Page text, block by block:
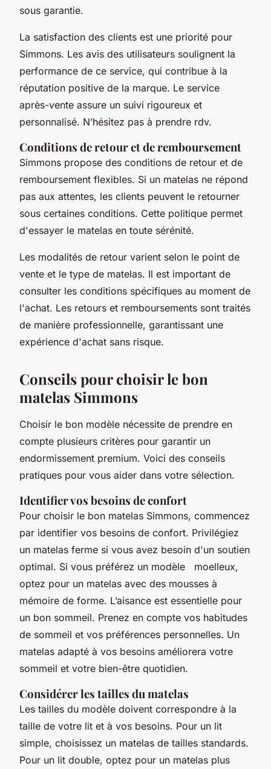
sous garantie.
La satisfaction des clients est une priorité pour
Simmons. Les avis des utilisateurs soulignent la
performance de ce service, qui contribue à la
réputation positive de la marque. Le service
après-vente assure un suivi rigoureux et
personnalisé. N’hésitez pas à prendre rdv.
Conditions de retour et de remboursement
Simmons propose des conditions de retour et de
remboursement flexibles. Si un matelas ne répond
pas aux attentes, les clients peuvent le retourner
sous certaines conditions. Cette politique permet
d'essayer le matelas en toute sérénité.
Les modalités de retour varient selon le point de
vente et le type de matelas. Il est important de
consulter les conditions spécifiques au moment de
l'achat. Les retours et remboursements sont traités
de manière professionnelle, garantissant une
expérience d'achat sans risque.
Conseils pour choisir le bon
matelas Simmons
Choisir le bon modèle nécessite de prendre en
compte plusieurs critères pour garantir un
endormissement premium. Voici des conseils
pratiques pour vous aider dans votre sélection.
Identifier vos besoins de confort
Pour choisir le bon matelas Simmons, commencez
par identifier vos besoins de confort. Privilégiez
un matelas ferme si vous avez besoin d'un soutien
optimal. Si vous préférez un modèle moelleux,
optez pour un matelas avec des mousses à
mémoire de forme. L’aisance est essentielle pour
un bon sommeil. Prenez en compte vos habitudes
de sommeil et vos préférences personnelles. Un
matelas adapté à vos besoins améliorera votre
sommeil et votre bien-être quotidien.
Considérer les tailles du matelas
Les tailles du modèle doivent correspondre à la
taille de votre lit et à vos besoins. Pour un lit
simple, choisissez un matelas de tailles standards.
Pour un lit double, optez pour un matelas plus